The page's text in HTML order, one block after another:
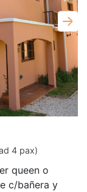
4 pax)
queen o
c/bañera y